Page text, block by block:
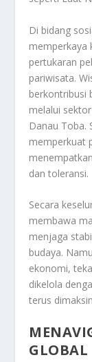
Di bidang
memperkaya
pertukaran
pariwisata.
berkontribusi
melalui
Danau Toba.
memperkuat
dan toleransi.
Secara
membawa
menjaga
budaya.
ekonomi,
dikelola
terus
GLOBAL